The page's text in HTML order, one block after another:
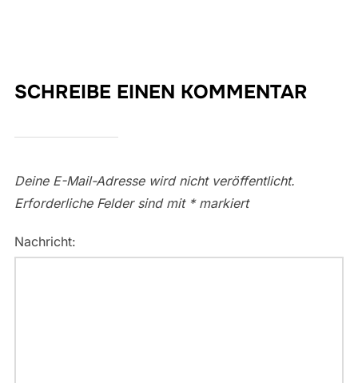
SCHREIBE EINEN KOMMENTAR
Deine E-Mail-Adresse wird nicht veröffentlicht.
Erforderliche Felder sind mit *markiert
Nachricht: